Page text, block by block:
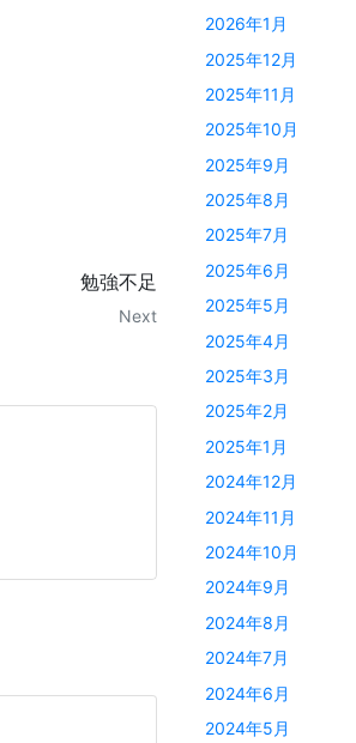
勉強不足
Next
2026年1月
2025年12月
2025年11月
2025年10月
2025年9月
2025年8月
2025年7月
2025年6月
2025年5月
2025年4月
2025年3月
2025年2月
2025年1月
2024年12月
2024年11月
2024年10月
2024年9月
2024年8月
2024年7月
2024年6月
2024年5月